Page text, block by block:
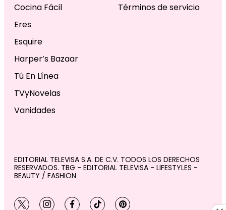
Cocina Fácil
Eres
Esquire
Harper’s Bazaar
Tú En Línea
TVyNovelas
Vanidades
Términos de servicio
EDITORIAL TELEVISA S.A. DE C.V. TODOS LOS DERECHOS
RESERVADOS. TBG - EDITORIAL TELEVISA - LIFESTYLES -
BEAUTY / FASHION